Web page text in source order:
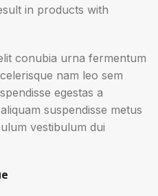
in products with
conubia urna fermentum
nam leo sem
egestas a
suspendisse metus
vestibulum dui